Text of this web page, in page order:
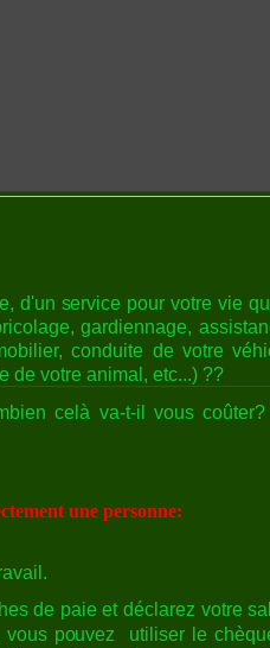
d'un service pour votre vie
gardiennage,
conduite de votre
de votre animal, etc...) ??
celà va-t-il vous
une personne:
de paie et déclarez votre
vous pouvez utiliser le